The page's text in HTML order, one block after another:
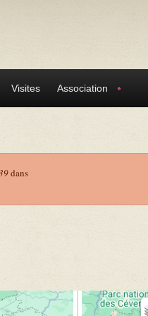
Visites Association
dans